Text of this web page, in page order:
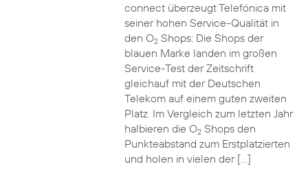
connect überzeugt Telefónica mit
seiner hohen Service-Qualität in
den O2Shops: Die Shops der
blauen Marke landen im großen
Service-Test der Zeitschrift
gleichauf mit der Deutschen
Telekom auf einem guten zweiten
Platz. Im Vergleich zum letzten Jahr
halbieren die O2Shops den
Punkteabstand zum Erstplatzierten
und holen in vielen der […]